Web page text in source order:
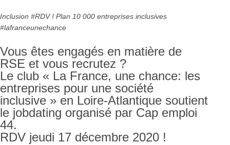
Inclusion #RDV ! Plan 10 000 entreprises inclusives
#lafranceunechance
Vous êtes engagés en matière de
RSE et vous recrutez ?
Le club « La France, une chance: les
entreprises pour une société
inclusive » en Loire-Atlantique soutient
le jobdating organisé par Cap emploi
44.
RDV jeudi 17 décembre 2020 !